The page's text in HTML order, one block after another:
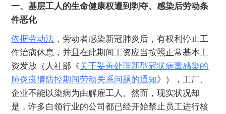
一、基层工人的生命健康权遭到剥夺、感染后劳动条
件恶化
依据劳动法 ，劳动者感染新冠肺炎后，有权利停止工
作治病休息，并且在此期间工资应当按照正常基本工
资发放（人社部《关于妥善处理新型冠状病毒感染的
肺炎疫情防控期间劳动关系问题的通知》），工厂、
企业不能以染病为由解雇工人。然而，现实状况却
是，许多白领行业的公司都已经开始禁止员工进行核